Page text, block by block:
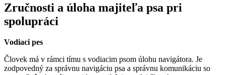
Zručnosti a úloha majiteľa psa pri
spolupráci
Vodiaci pes
Človek má v rámci tímu s vodiacim psom úlohu navigátora. Je
zodpovedný za správnu navigáciu psa a správnu komunikáciu so